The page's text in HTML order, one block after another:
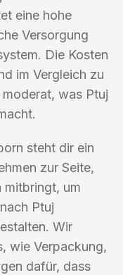
eine hohe
Versorgung
Die Kosten
im Vergleich zu
was Ptuj
steht dir ein
zur Seite,
mitbringt, um
Ptuj
Wir
wie Verpackung,
dafür, dass